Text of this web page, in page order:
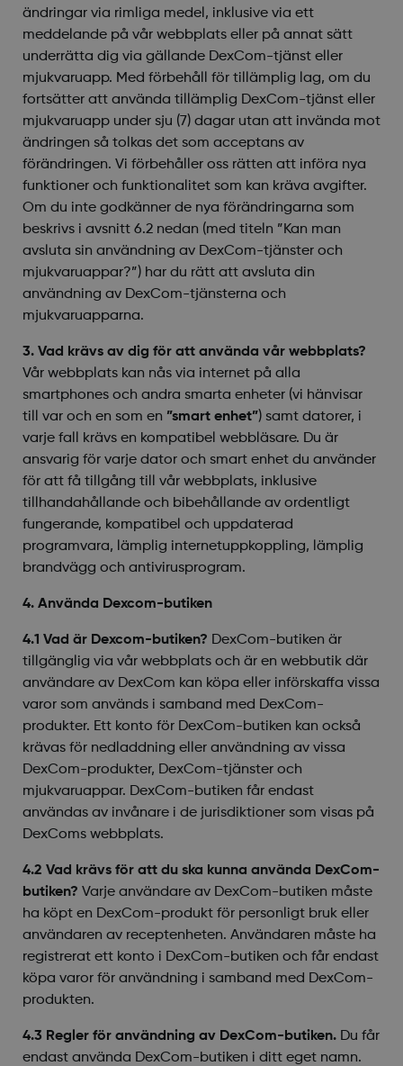
ändringar via rimliga medel, inklusive via ett
meddelande på vår webbplats eller på annat sätt
underrätta dig via gällande DexCom-tjänst eller
mjukvaruapp. Med förbehåll för tillämplig lag, om du
fortsätter att använda tillämplig DexCom-tjänst eller
mjukvaruapp under sju (7) dagar utan att invända mot
ändringen så tolkas det som acceptans av
förändringen. Vi förbehåller oss rätten att införa nya
funktioner och funktionalitet som kan kräva avgifter.
Om du inte godkänner de nya förändringarna som
beskrivs i avsnitt 6.2 nedan (med titeln ”Kan man
avsluta sin användning av DexCom-tjänster och
mjukvaruappar?”) har du rätt att avsluta din
användning av DexCom-tjänsterna och
mjukvaruapparna.
3. Vad krävs av dig för att använda vår webbplats?
Vår webbplats kan nås via internet på alla
smartphones och andra smarta enheter (vi hänvisar
till var och en som en ”smart enhet”) samt datorer, i
varje fall krävs en kompatibel webbläsare. Du är
ansvarig för varje dator och smart enhet du använder
för att få tillgång till vår webbplats, inklusive
tillhandahållande och bibehållande av ordentligt
fungerande, kompatibel och uppdaterad
programvara, lämplig internetuppkoppling, lämplig
brandvägg och antivirusprogram.
4. Använda Dexcom-butiken
4.1 Vad är Dexcom-butiken? DexCom-butiken är
tillgänglig via vår webbplats och är en webbutik där
användare av DexCom kan köpa eller införskaffa vissa
varor som används i samband med DexCom-
produkter. Ett konto för DexCom-butiken kan också
krävas för nedladdning eller användning av vissa
DexCom-produkter, DexCom-tjänster och
mjukvaruappar. DexCom-butiken får endast
användas av invånare i de jurisdiktioner som visas på
DexComs webbplats.
4.2 Vad krävs för att du ska kunna använda DexCom-
butiken? Varje användare av DexCom-butiken måste
ha köpt en DexCom-produkt för personligt bruk eller
användaren av receptenheten. Användaren måste ha
registrerat ett konto i DexCom-butiken och får endast
köpa varor för användning i samband med DexCom-
produkten.
4.3 Regler för användning av DexCom-butiken.Du får
endast använda DexCom-butiken i ditt eget namn.